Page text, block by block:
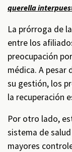
querella
La prórroga de
entre los
preocupación
médica. A pesar
su gestión, los
la recuperación
Por otro lado,
sistema de
mayores